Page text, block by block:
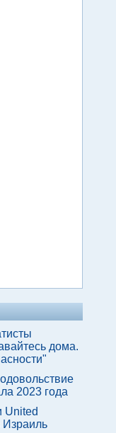
дома.
2023 года
United
Израиль